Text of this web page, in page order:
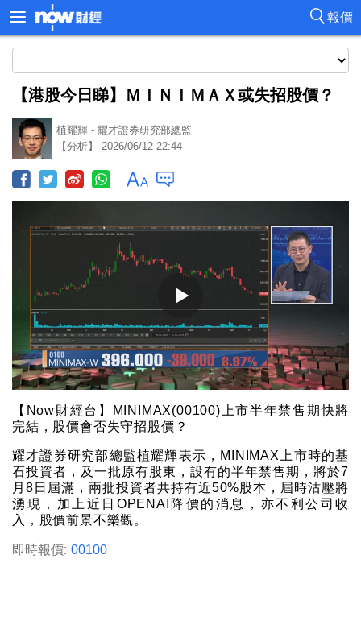
報價
【港股今日睇】ＭＩＮＩＭＡＸ或失招股價？
植耀輝 - 耀才證券研究部總監
【分析】 2026/06/12 22:44
【Now財經台】MINIMAX(00100)上市半年禁售期快將
完結，股價會否失守招股價？
耀才證券研究部總監植耀輝表示，MINIMAX上市時的基
石投資者，及一批原有股東，設有的半年禁售期，將於7
月8日屆滿，兩批投資者共持有近50%股本，屆時沽壓將
湧現，加上近日OPENAI降價的消息，亦不利公司收
入，股價前景不樂觀。
即時報價: 00100